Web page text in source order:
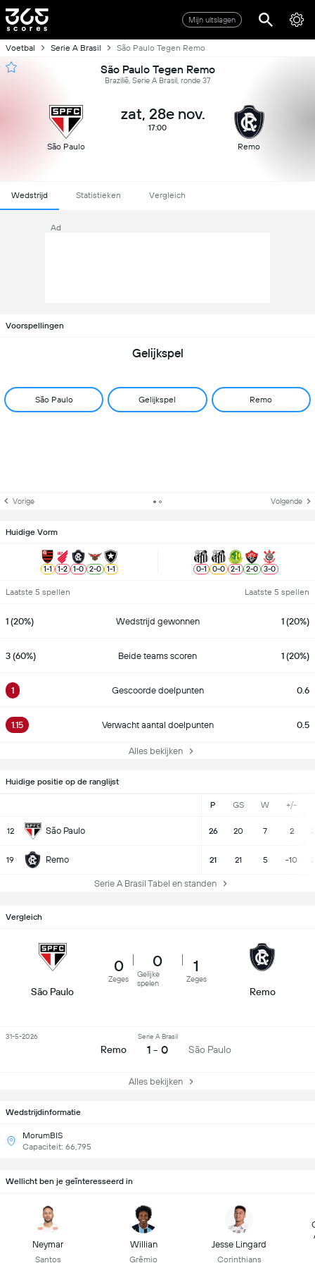
Mijn uitslagen
Voetbal Serie A Brasil São Paulo Tegen Remo
São Paulo Tegen Remo
Brazilië, Serie A Brasil, ronde 37
São Paulo
zat, 28e nov.
17:00
Remo
Wedstrijd Statistieken Vergleich
Ad
Voorspellingen
Gelijkspel
São Paulo Gelijkspel Remo
Vorige Volgende
Huidige Vorm
1-1 1-2 1-0 2-0 1-1 0-1 0-0 2-1 2-0 3-0
Laatste 5 spellen Laatste 5 spellen
1 (20%) Wedstrijd gewonnen 1 (20%)
3 (60%) Beide teams scoren 1 (20%)
1 Gescoorde doelpunten 0.6
1.15 Verwacht aantal doelpunten 0.5
Alles bekijken
Huidige positie op de ranglijst
P GS W +/-
12 São Paulo 26 20 7 2
19 Remo 21 21 5 -10
Serie A Brasil Tabel en standen
Wedstrijdinformatie
MorumBIS
Capaciteit: 66,795
Vergleich
São Paulo
0
Zeges
0
Gelijke
spelen
1
Zeges
Remo
Remo
Serie A Brasil
1 - 0 São Paulo
31-5-2026
Alles bekijken
Wellicht ben je geïnteresseerd in
Neymar
Santos
Willian
Grêmio
Jesse Lingard
Corinthians